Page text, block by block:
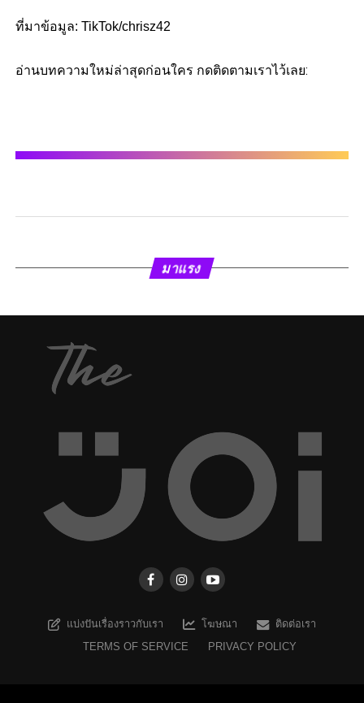
ที่มาข้อมูล: TikTok/chrisz42
อ่านบทความใหม่ล่าสุดก่อนใคร กดติดตามเราไว้เลย:
มาแรง
แบ่งปันเรื่องราวกับเรา โฆษณา
ติดต่อเรา
TERMS OF SERVICE
PRIVACY POLICY